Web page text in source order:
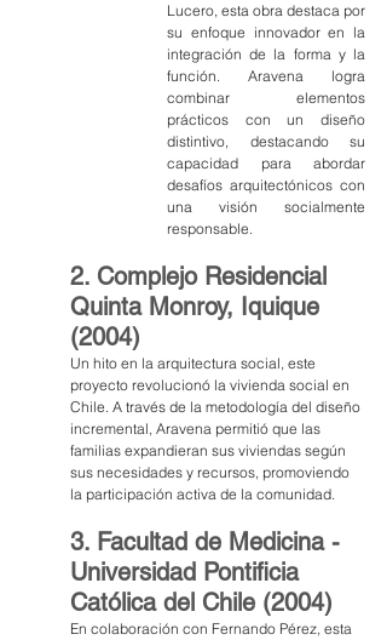
Lucero, esta obra destaca por
su enfoque innovador en la
integración de la forma y la
función. Aravena logra
combinar elementos
prácticos con un diseño
distintivo, destacando su
capacidad para abordar
desafíos arquitectónicos con
una visión socialmente
responsable.
2. Complejo Residencial
Quinta Monroy, Iquique
(2004)
Un hito en la arquitectura social, este
proyecto revolucionó la vivienda social en
Chile. A través de la metodología del diseño
incremental, Aravena permitió que las
familias expandieran sus viviendas según
sus necesidades y recursos, promoviendo
la participación activa de la comunidad.
3. Facultad de Medicina -
Universidad Pontificia
Católica del Chile (2004)
En colaboración con Fernando Pérez, esta